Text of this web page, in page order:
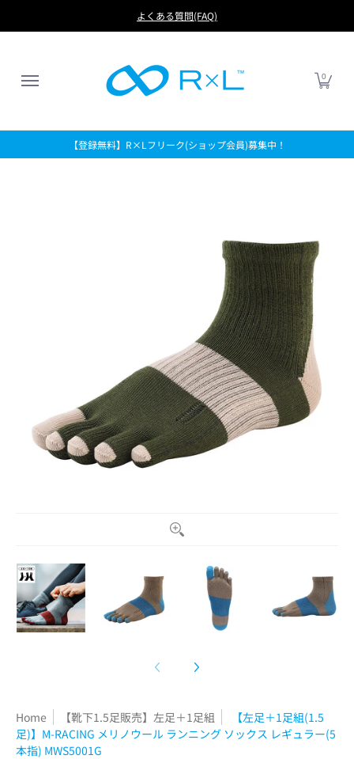
FOOTBALL LIFE
よくある質問(FAQ)
0
【登録無料】R×Lフリーク(ショップ会員)募集中！
Home 【靴下1.5足販売】左足＋1足組
【左足＋1足組(1.5
足)】M-RACING メリノウール ランニング ソックス レギュラー(5
本指) MWS5001G